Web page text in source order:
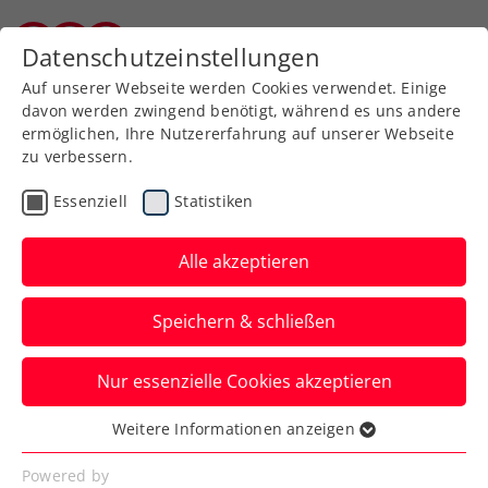
Zurück zur Newsübersicht
ATP
WTA Indian Wells: Tagger
überzeugt bei 1000er-
Hauptfeldpremiere
Die ÖTV-Zukunftshoffnung folgt damit im
US-Bundesstaat Kalifornien Anastasia
Potapova in die zweite Runde.
Verfasst von: Manuel Wachta, 06.03.2026
Datenschutzeinstellungen
Auf unserer Webseite werden Cookies verwendet. Einige
davon werden zwingend benötigt, während es uns andere
ermöglichen, Ihre Nutzererfahrung auf unserer Webseite
zu verbessern.
Essenziell Statistiken
Alle akzeptieren
Speichern & schließen
Nur essenzielle Cookies akzeptieren
Essenziell
Essenzielle Cookies werden für grundlegende
Weitere Informationen anzeigen
Powered by